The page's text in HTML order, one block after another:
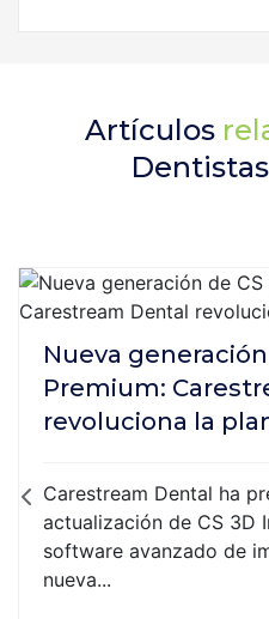
Artículos
Nueva
Premium:
revoluciona la
Carestream Dental ha
actualización de CS 3D
software avanzado de
nueva...